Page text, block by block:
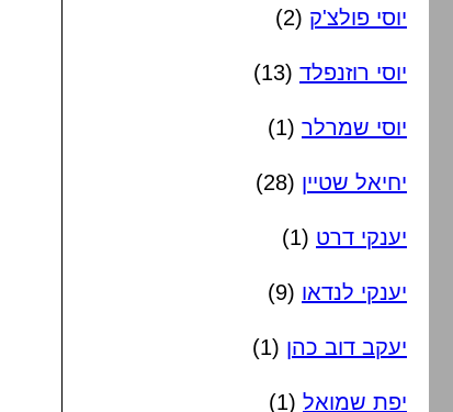
יוסי פולצ'ק (2)
יוסי רוזנפלד (13)
יוסי שמרלר (1)
יחיאל שטיין (28)
יענקי דרט (1)
יענקי לנדאו (9)
יעקב דוב כהן (1)
יפת שמואל (1)